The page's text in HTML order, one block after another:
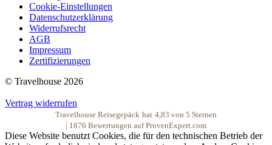
Cookie-Einstellungen
Datenschutzerklärung
Widerrufsrecht
AGB
Impressum
Zertifizierungen
© Travelhouse 2026
Vertrag widerrufen
Travelhouse Reisegepäck hat 4,83 von 5 Sternen
1876 Bewertungen auf ProvenExpert.com
Diese Website benutzt Cookies, die für den technischen Betrieb der